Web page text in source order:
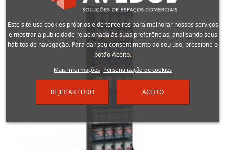
Este site usa cookies próprios e de terceiros para melhorar nossos serviços
e mostrar a publicidade relacionada às suas preferências, analisando seus
hábitos de navegação. Para dar seu consentimento ao seu uso, pressione o
botão Aceito.
Mais informações Personalização de cookies
REJEITAR TUDO ACEITO